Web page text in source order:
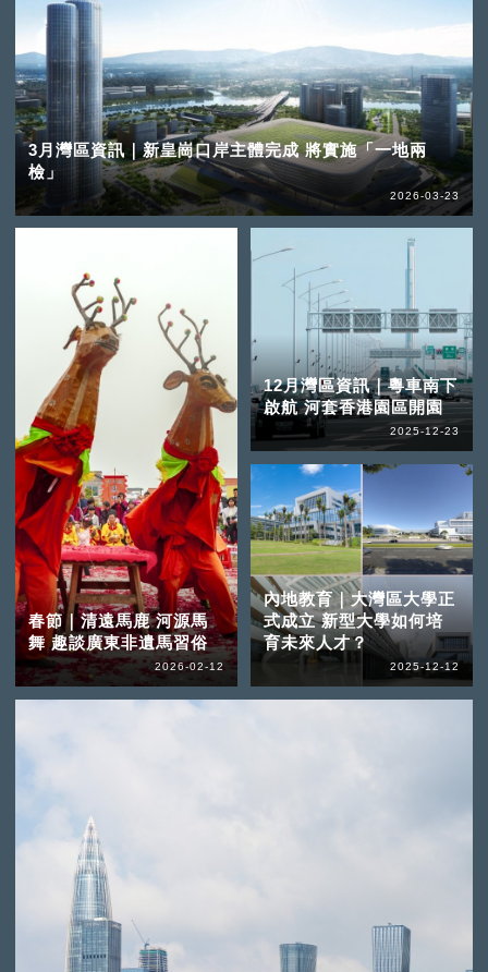
3月灣區資訊｜新皇崗口岸主體完成 將實施「一地兩
檢」
2026-03-23
春節｜清遠馬鹿 河源馬
舞 趣談廣東非遺馬習俗
2026-02-12
12月灣區資訊｜粵車南下
啟航 河套香港園區開園
2025-12-23
內地教育｜大灣區大學正
式成立 新型大學如何培
育未來人才？
2025-12-12